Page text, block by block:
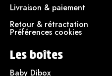
Livraison & paiement
Retour & rétractation
Préférences cookies
Les boîtes
Baby Dibox